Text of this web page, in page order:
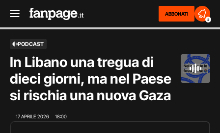
ABBONATI
2
PODCAST
In Libano una tregua di
dieci giorni, ma nel Paese
si rischia una nuova Gaza
17 APRILE 2026 18:00